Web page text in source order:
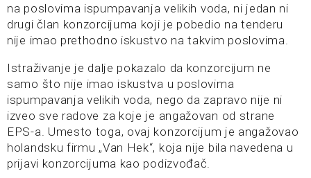
na poslovima ispumpavanja velikih voda, ni jedan ni
drugi član konzorcijuma koji je pobedio na tenderu
nije imao prethodno iskustvo na takvim poslovima.
Istraživanje je dalje pokazalo da konzorcijum ne
samo što nije imao iskustva u poslovima
ispumpavanja velikih voda, nego da zapravo nije ni
izveo sve radove za koje je angažovan od strane
EPS-a. Umesto toga, ovaj konzorcijum je angažovao
holandsku firmu „Van Hek“, koja nije bila navedena u
prijavi konzorcijuma kao podizvođač.